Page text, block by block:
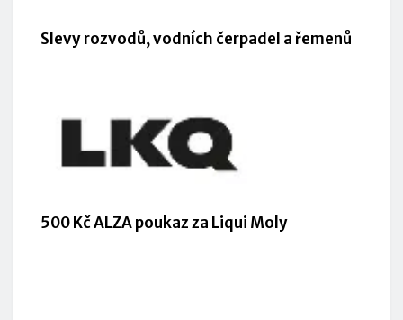
Slevy rozvodů, vodních čerpadel a řemenů
500 Kč ALZA poukaz za Liqui Moly